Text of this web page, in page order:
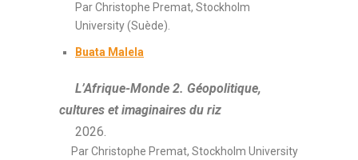
Par Christophe Premat, Stockholm
University (Suède).
Buata Malela
L’Afrique-Monde 2. Géopolitique,
cultures et imaginaires du riz
2026.
Par Christophe Premat, Stockholm University